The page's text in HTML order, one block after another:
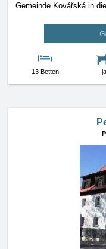
Gemeinde Kovářská in
13 Betten ja